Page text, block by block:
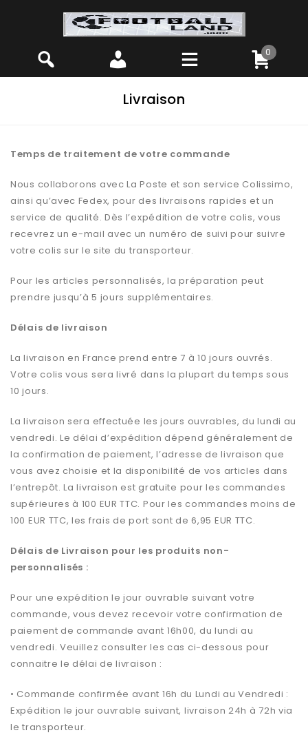
0
Livraison
Temps de traitement de votre commande
Nous collaborons avec La Poste et son service Colissimo,
ainsi qu’avec Fedex, pour des livraisons rapides et un
service de qualité. Dès l’expédition de votre colis, vous
recevrez un e-mail avec un numéro de suivi pour suivre
votre colis sur le site du transporteur.
Pour les articles personnalisés, la préparation peut
prendre jusqu’à 5 jours supplémentaires.
Délais de livraison
La livraison en France prend entre 7 à 10 jours ouvrés.
Votre colis vous sera livré dans la plupart du temps sous
10 jours.
La livraison sera effectuée les jours ouvrables, du lundi au
vendredi. Le délai d’expédition dépend généralement de
la confirmation de paiement, l’adresse de livraison que
vous avez choisie et la disponibilité de vos articles dans
l’entrepôt. La livraison est gratuite pour les commandes
supérieures à 100 EUR TTC. Pour les commandes moins de
100 EUR TTC, les frais de port sont de 6,95 EUR TTC.
Délais de Livraison pour les produits non-
personnalisés :
Pour une expédition le jour ouvrable suivant votre
commande, vous devez recevoir votre confirmation de
paiement de commande avant 16h00, du lundi au
vendredi. Veuillez consulter les cas ci-dessous pour
connaitre le délai de livraison :
• Commande confirmée avant 16h du Lundi au Vendredi :
Expédition le jour ouvrable suivant, livraison 24h à 72h via
le transporteur.